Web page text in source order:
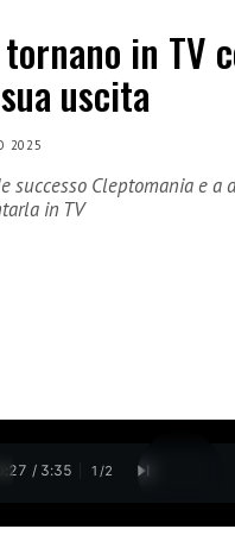
in TV
uscita
2025
successo Cleptomania e
in TV
0:28 / 3:35 1 /2